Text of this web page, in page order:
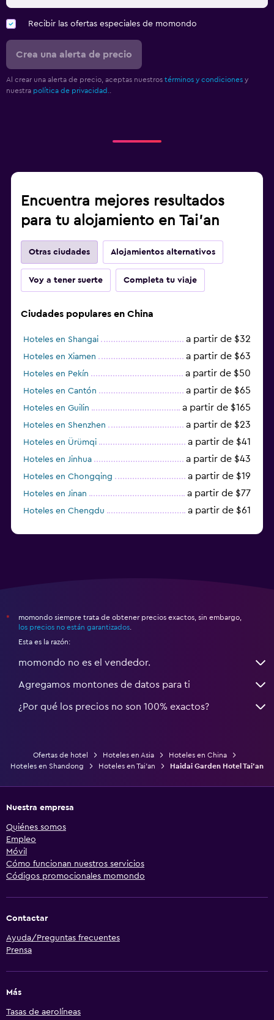
Recibir las ofertas especiales de momondo
Crea una alerta de precio
Al crear una alerta de precio, aceptas nuestros términos y condiciones y
nuestra política de privacidad.
Encuentra mejores resultados
para tu alojamiento en Tai'an
Otras ciudades Alojamientos alternativos
Voy a tener suerte Completa tu viaje
Ciudades populares en China
Hoteles en Shangai a partir de $32
Hoteles en Xiamen a partir de $63
Hoteles en Pekín a partir de $50
Hoteles en Cantón a partir de $65
Hoteles en Guilin a partir de $165
Hoteles en Shenzhen a partir de $23
Hoteles en Ürümqi a partir de $41
Hoteles en Jinhua a partir de $43
Hoteles en Chongqing a partir de $19
Hoteles en Jinan a partir de $77
Hoteles en Chengdu a partir de $61
*
momondo siempre trata de obtener precios exactos, sin embargo,
los precios no están garantizados
Esta es la razón:
momondo no es el vendedor.
Agregamos montones de datos para ti
¿Por qué los precios no son 100% exactos?
Ofertas de hotel Hoteles en Asia
Hoteles en China
Hoteles en Shandong
Hoteles en Tai'an Haidai Garden Hotel Tai'an
Nuestra empresa
Quiénes somos
Empleo
Móvil
Cómo funcionan nuestros servicios
Códigos promocionales momondo
Contactar
Ayuda/Preguntas frecuentes
Prensa
Más
Tasas de aerolíneas